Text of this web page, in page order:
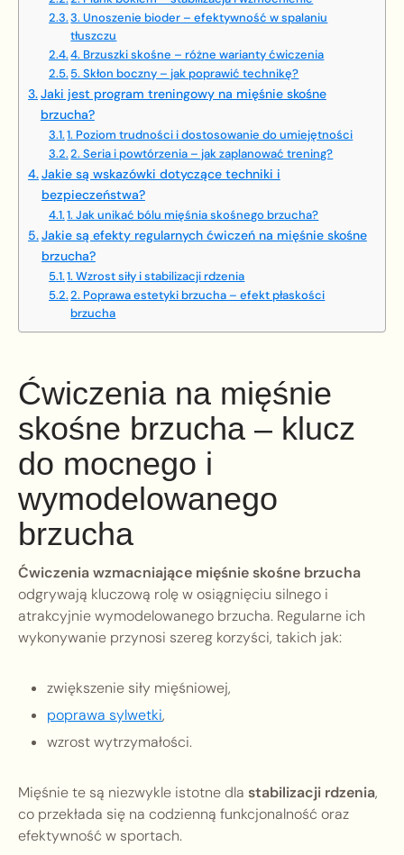
3. Unoszenie bioder – efektywność w spalaniu
tłuszczu
4. Brzuszki skośne – różne warianty ćwiczenia
5. Skłon boczny – jak poprawić technikę?
Jaki jest program treningowy na mięśnie skośne
brzucha?
1. Poziom trudności i dostosowanie do umiejętności
2. Seria i powtórzenia – jak zaplanować trening?
Jakie są wskazówki dotyczące techniki i
bezpieczeństwa?
1. Jak unikać bólu mięśnia skośnego brzucha?
Jakie są efekty regularnych ćwiczeń na mięśnie skośne
brzucha?
1. Wzrost siły i stabilizacji rdzenia
2. Poprawa estetyki brzucha – efekt płaskości
brzucha
Ćwiczenia na mięśnie
skośne brzucha – klucz
do mocnego i
wymodelowanego
brzucha
Ćwiczenia wzmacniające mięśnie skośne brzucha
odgrywają kluczową rolę w osiągnięciu silnego i
atrakcyjnie wymodelowanego brzucha. Regularne ich
wykonywanie przynosi szereg korzyści, takich jak:
zwiększenie siły mięśniowej,
poprawa sylwetki,
wzrost wytrzymałości.
Mięśnie te są niezwykle istotne dla stabilizacji rdzenia,
co przekłada się na codzienną funkcjonalność oraz
efektywność w sportach.